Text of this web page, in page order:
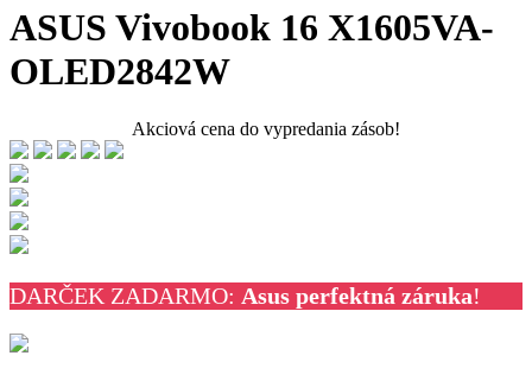
ASUS Vivobook 16 X1605VA-
OLED2842W
Akciová cena do vypredania zásob!
DARČEK ZADARMO: Asus perfektná záruka!